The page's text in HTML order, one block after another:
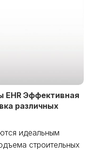
Эффективная
различных
идеальным
строительных